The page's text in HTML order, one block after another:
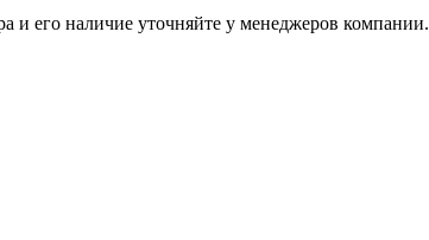
и его наличие уточняйте у менеджеров компании.